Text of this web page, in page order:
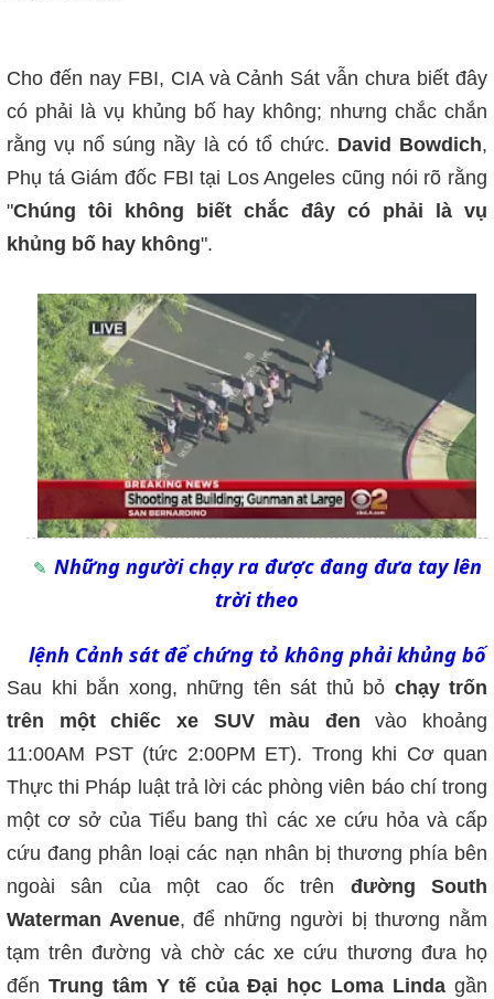
Cho đến nay FBI, CIA và Cảnh Sát vẫn chưa biết đây
có phải là vụ khủng bố hay không; nhưng chắc chắn
rằng vụ nổ súng nầy là có tổ chức. David Bowdich,
Phụ tá Giám đốc FBI tại Los Angeles cũng nói rõ rằng
"Chúng tôi không biết chắc đây có phải là vụ
khủng bố hay không".
Những người chạy ra được đang đưa tay lên
trời theo
lệnh Cảnh sát để chứng tỏ không phải khủng bố
Sau khi bắn xong, những tên sát thủ bỏ chạy trốn
trên một chiếc xe SUV màu đen vào khoảng
11:00AM PST (tức 2:00PM ET). Trong khi Cơ quan
Thực thi Pháp luật trả lời các phòng viên báo chí trong
một cơ sở của Tiểu bang thì các xe cứu hỏa và cấp
cứu đang phân loại các nạn nhân bị thương phía bên
ngoài sân của một cao ốc trên đường South
Waterman Avenue, để những người bị thương nằm
tạm trên đường và chờ các xe cứu thương đưa họ
đến Trung tâm Y tế của Đại học Loma Linda gần